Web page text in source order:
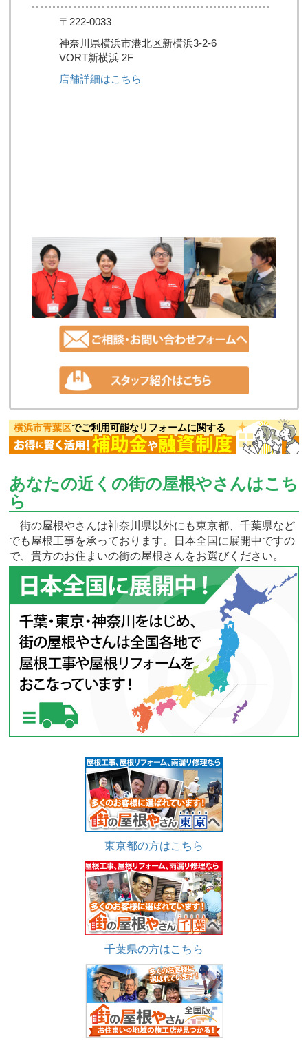
〒222-0033
神奈川県横浜市港北区新横浜3-2-6
VORT新横浜 2F
店舗詳細はこちら
横浜市青葉区でご利用可能なリフォームに関する
あなたの近くの街の屋根やさんはこち
ら
街の屋根やさんは神奈川県以外にも東京都、千葉県など
でも屋根工事を承っております。日本全国に展開中ですの
で、貴方のお住まいの街の屋根さんをお選びください。
東京都の方はこちら
千葉県の方はこちら